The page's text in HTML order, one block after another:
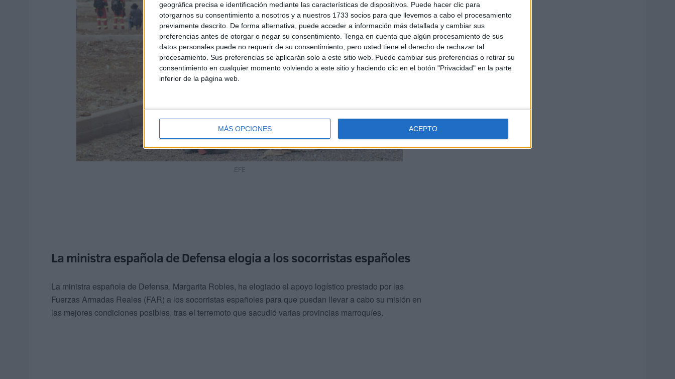
geográfica precisa e identificación mediante las características de dispositivos. Puede hacer clic para
otorgarnos su consentimiento a nosotros y a nuestros 1733 socios para que llevemos a cabo el procesamiento
previamente descrito. De forma alternativa, puede acceder a información más detallada y cambiar sus
preferencias antes de otorgar o negar su consentimiento. Tenga en cuenta que algún procesamiento de sus
datos personales puede no requerir de su consentimiento, pero usted tiene el derecho de rechazar tal
procesamiento. Sus preferencias se aplicarán solo a este sitio web. Puede cambiar sus preferencias o retirar su
consentimiento en cualquier momento volviendo a este sitio y haciendo clic en el botón "Privacidad" en la parte
inferior de la página web.
MÁS OPCIONES ACEPTO
EFE
La ministra española de Defensa elogia a los socorristas españoles
La ministra española de Defensa, Margarita Robles, ha elogiado el apoyo logístico prestado por las
Fuerzas Armadas Reales (FAR) a los socorristas españoles para que puedan llevar a cabo su misión en
las mejores condiciones posibles, tras el terremoto que sacudió varias provincias marroquíes.